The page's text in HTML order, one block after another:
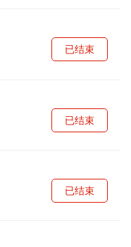
已结束
已结束
已结束